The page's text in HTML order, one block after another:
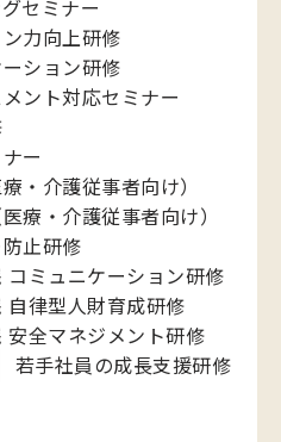
セミナー
力向上研修
ション研修
ント対応セミナー
ー
・介護従事者向け）
療・介護従事者向け）
止研修
コミュニケーション研修
自律型人財育成研修
安全マネジメント研修
若手社員の成長支援研修